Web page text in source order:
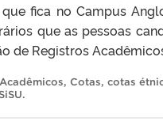
fica no Campus
que as pessoas
de Registros
, Cotas, cotas
.